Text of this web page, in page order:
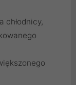
chłodnicy,